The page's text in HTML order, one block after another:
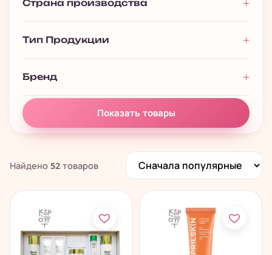
› Уход за телом
Премиальная косметика
Подарочные наборы 128
Страна производства
Тип Продукции
Бренд
Показать товары
Найдено 52 товаров